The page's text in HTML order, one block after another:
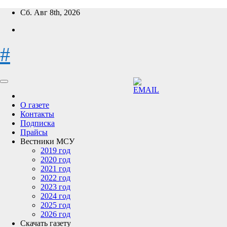
Перейти
содержимому
Сб. Авг 8th, 2026
#
О газете
Контакты
Подписка
Прайсы
Вестники МСУ
2019 год
2020 год
2021 год
2022 год
2023 год
2024 год
2025 год
2026 год
Скачать газету